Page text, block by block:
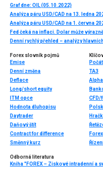
Graf dne: OIL (05.10.2022)
Fed čeká na inflaci. Dolar může
Forex slovník pojmů
Emise
Denní změna
Deflace
Long/short equity
ITM opce
Hodnota dluhopisu
Daytrader
Daňový štít
Contract for difference
Směnný kurz
TA3
CFD/
Odborná literatura